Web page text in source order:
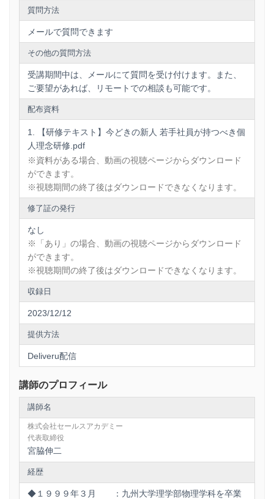
な信頼を得られる存在になりたいです。
・働く目的の講義の際に自分を振り返りましたが、今ま
み)をもう一度考え直そうと思いました。
質問方法
メールで質問できます
その他の質問方法
受講期間中は、メールにて質問を受け付けます。また、
ご要望があれば、リモートでの相談も可能です。
配布資料
【研修テキスト】今どきの新人 若手社員が持つべき個
人理念研修.pdf
※資料がある場合、動画の視聴ページからダウンロード
ができます。
※視聴期間の終了後はダウンロードできなくなります。
修了証の発行
なし
※「あり」の場合、動画の視聴ページからダウンロード
ができます。
※視聴期間の終了後はダウンロードできなくなります。
収録日
2023/12/12
提供方法
Deliveru配信
講師のプロフィール
講師名
株式会社セールスアカデミー
代表取締役
宮脇伸二
経歴
◆１９９９年３月 ：九州大学理学部物理学科を卒業